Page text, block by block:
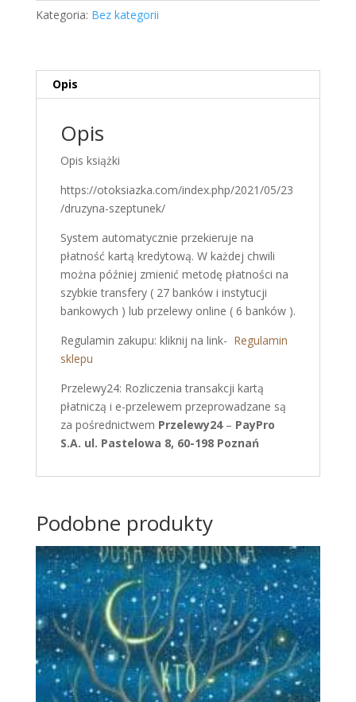
Szczepańska
Kategoria: Bez kategorii
Opis
Opis
Opis książki
https://otoksiazka.com/index.php/2021/05/23
/druzyna-szeptunek/
System automatycznie przekieruje na
płatność kartą kredytową. W każdej chwili
można później zmienić metodę płatności na
szybkie transfery ( 27 banków i instytucji
bankowych ) lub przelewy online ( 6 banków ).
Regulamin zakupu: kliknij na link- Regulamin
sklepu
Przelewy24: Rozliczenia transakcji kartą
płatniczą i e-przelewem przeprowadzane są
za pośrednictwem Przelewy24– PayPro
S.A. ul. Pastelowa 8, 60-198 Poznań
Podobne produkty